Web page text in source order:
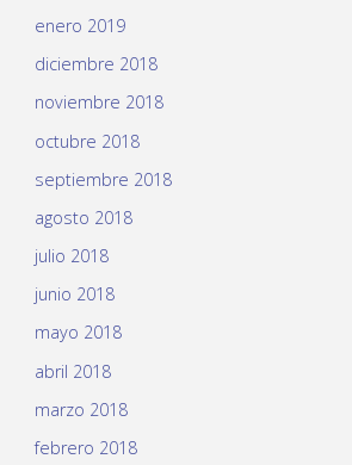
enero 2019
diciembre 2018
noviembre 2018
octubre 2018
septiembre 2018
agosto 2018
julio 2018
junio 2018
mayo 2018
abril 2018
marzo 2018
febrero 2018